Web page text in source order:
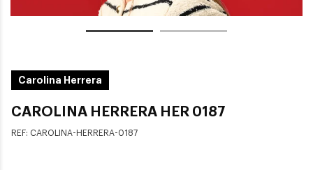
Carolina Herrera
CAROLINA HERRERA HER 0187
REF: CAROLINA-HERRERA-0187